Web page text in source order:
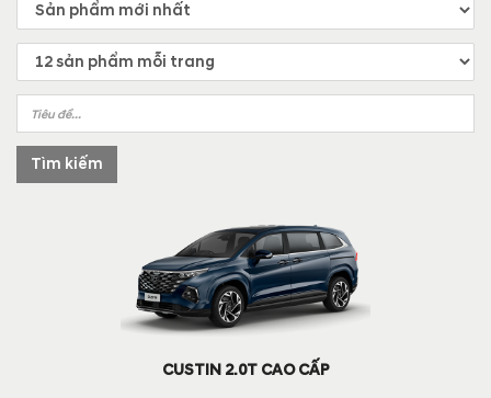
Tìm kiếm
CUSTIN 2.0T CAO CẤP